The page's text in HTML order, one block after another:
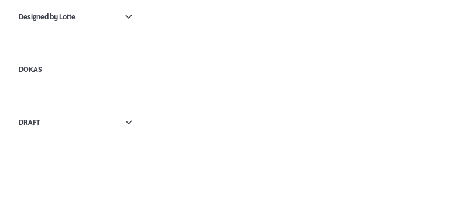
Designed by Lotte
DOKAS
DRAFT